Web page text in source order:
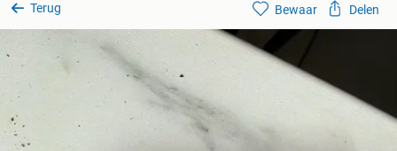
Terug Bewaar Delen